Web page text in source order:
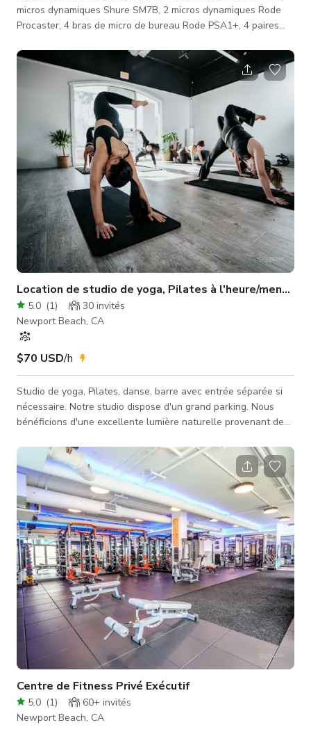
micros dynamiques Shure SM7B, 2 micros dynamiques Rode
Procaster, 4 bras de micro de bureau Rode PSA1+, 4 paires
week-end sur demande. Les heures du week-end entraînent
un supplément de 15 $ par heure. Le tarif est donc de 70 $ de
l'heure le samedi/dimanche, avec un minimum de deux heures.
N'inclut PAS : Carte Micro SD (nécessaire pour enregistrer
depuis le Rodecaster ou
Location de studio de yoga, Pilates à l'heure/
5.0 (1) 30 invités
Newport Beach, CA
$70 USD/h
Studio de yoga, Pilates, danse, barre avec entrée séparée si
nécessaire. Notre studio dispose d'un grand parking. Nous
bénéficions d'une excellente lumière naturelle provenant des
Centre de Fitness Privé Exécutif
5.0 (1) 60+ invités
Newport Beach, CA